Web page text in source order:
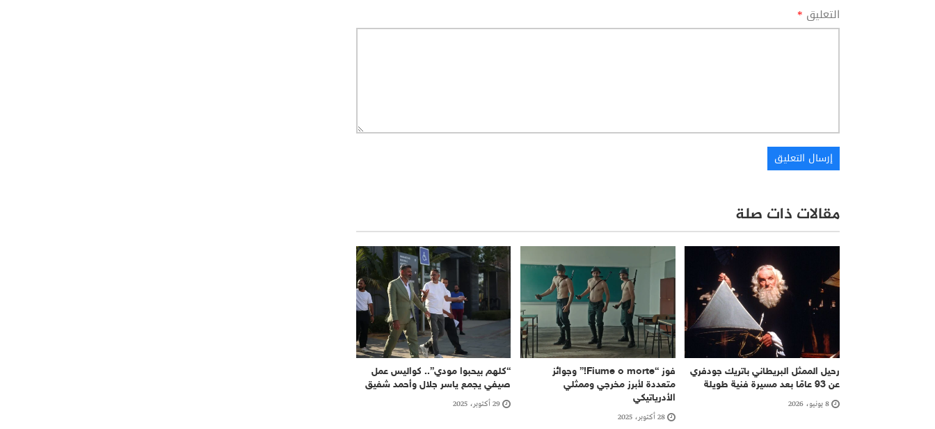
التعليق *
مقالات ذات صلة
رحيل الممثل البريطاني باتريك جودفري
عن 93 عامًا بعد مسيرة فنية طويلة
8 يونيو، 2026
فوز “Fiume o morte!” وجوائز
متعددة لأبرز مخرجي وممثلي
الأدرياتيكي
28 أكتوبر، 2025
“كلهم بيحبوا مودي”.. كواليس عمل
صيفي يجمع ياسر جلال وأحمد شفيق
29 أكتوبر، 2025